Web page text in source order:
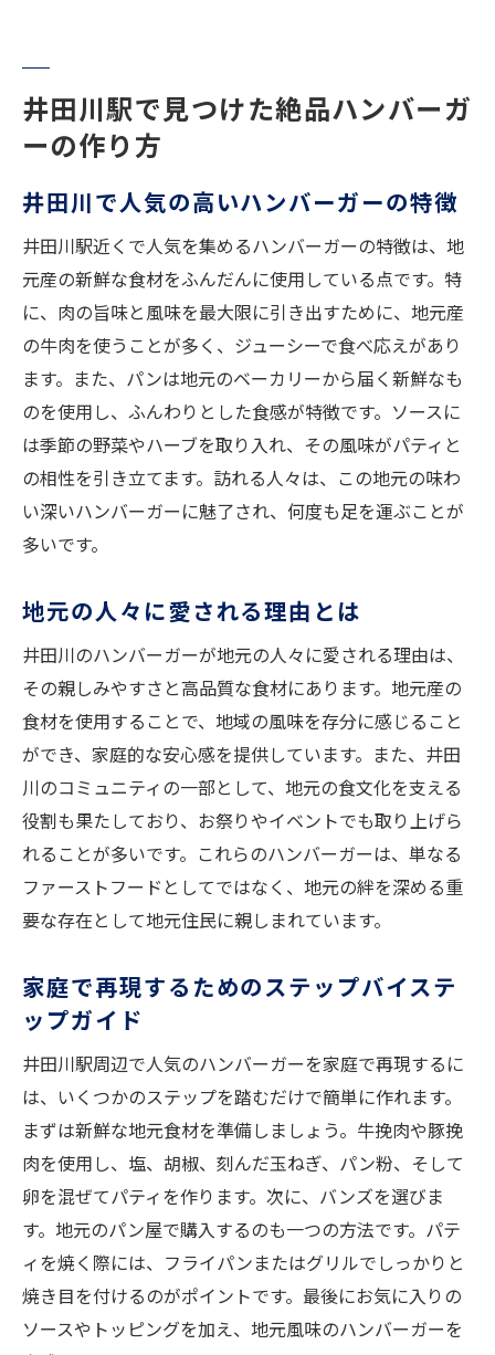
井田川駅で見つけた絶品ハンバーガ
ーの作り方
井田川で人気の高いハンバーガーの特徴
井田川駅近くで人気を集めるハンバーガーの特徴は、地
元産の新鮮な食材をふんだんに使用している点です。特
に、肉の旨味と風味を最大限に引き出すために、地元産
の牛肉を使うことが多く、ジューシーで食べ応えがあり
ます。また、パンは地元のベーカリーから届く新鮮なも
のを使用し、ふんわりとした食感が特徴です。ソースに
は季節の野菜やハーブを取り入れ、その風味がパティと
の相性を引き立てます。訪れる人々は、この地元の味わ
い深いハンバーガーに魅了され、何度も足を運ぶことが
多いです。
地元の人々に愛される理由とは
井田川のハンバーガーが地元の人々に愛される理由は、
その親しみやすさと高品質な食材にあります。地元産の
食材を使用することで、地域の風味を存分に感じること
ができ、家庭的な安心感を提供しています。また、井田
川のコミュニティの一部として、地元の食文化を支える
役割も果たしており、お祭りやイベントでも取り上げら
れることが多いです。これらのハンバーガーは、単なる
ファーストフードとしてではなく、地元の絆を深める重
要な存在として地元住民に親しまれています。
家庭で再現するためのステップバイステ
ップガイド
井田川駅周辺で人気のハンバーガーを家庭で再現するに
は、いくつかのステップを踏むだけで簡単に作れます。
まずは新鮮な地元食材を準備しましょう。牛挽肉や豚挽
肉を使用し、塩、胡椒、刻んだ玉ねぎ、パン粉、そして
卵を混ぜてパティを作ります。次に、バンズを選びま
す。地元のパン屋で購入するのも一つの方法です。パテ
ィを焼く際には、フライパンまたはグリルでしっかりと
焼き目を付けるのがポイントです。最後にお気に入りの
ソースやトッピングを加え、地元風味のハンバーガーを